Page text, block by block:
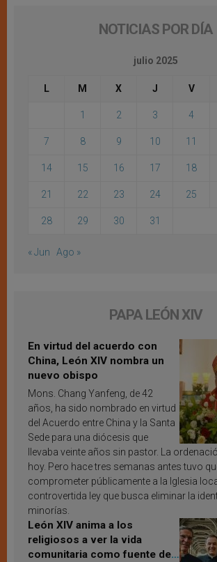
NOTICIAS POR DÍA
julio 2025
L M X J V
1 2 3 4
7 8 9 10 11
14 15 16 17 18
21 22 23 24 25
28 29 30 31
« Jun Ago »
PAPA LEÓN XIV
En virtud del acuerdo con
China, León XIV nombra un
nuevo obispo
Mons. Chang Yanfeng, de 42
años, ha sido nombrado en virtud
del Acuerdo entre China y la Santa
Sede para una diócesis que
llevaba veinte años sin pastor. La
hoy. Pero hace tres semanas antes tuvo
comprometer públicamente a la Iglesia
controvertida ley que busca eliminar la
minorías.
León XIV anima a los
religiosos a ver la vida
comunitaria como fuente de